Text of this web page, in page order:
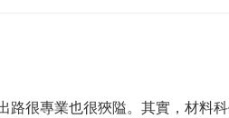
很專業也很狹隘。其實，材料